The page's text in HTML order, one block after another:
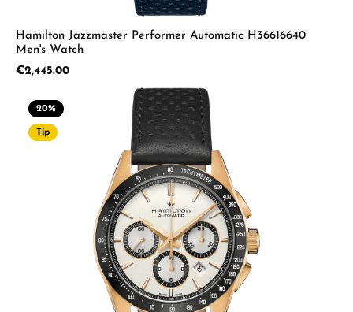
Hamilton Jazzmaster Performer Automatic H36616640
Men's Watch
Regular price:
€2,445.00
20%
Tip